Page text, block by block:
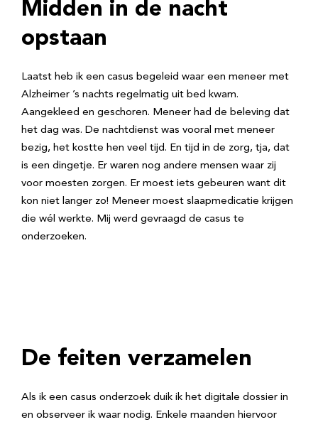
Midden in de nacht
opstaan
Laatst heb ik een casus begeleid waar een meneer met
Alzheimer ’s nachts regelmatig uit bed kwam.
Aangekleed en geschoren. Meneer had de beleving dat
het dag was. De nachtdienst was vooral met meneer
bezig, het kostte hen veel tijd. En tijd in de zorg, tja, dat
is een dingetje. Er waren nog andere mensen waar zij
voor moesten zorgen. Er moest iets gebeuren want dit
kon niet langer zo! Meneer moest slaapmedicatie krijgen
die wél werkte. Mij werd gevraagd de casus te
onderzoeken.
De feiten verzamelen
Als ik een casus onderzoek duik ik het digitale dossier in
en observeer ik waar nodig. Enkele maanden hiervoor